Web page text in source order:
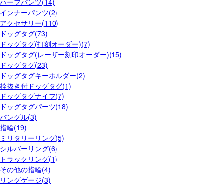
インナーパンツ(2)
アクセサリー(110)
ドッグタグ(73)
ドッグタグ(打刻オーダー)(7)
ドッグタグ(レーザー刻印オーダー)(15)
ドッグタグ(23)
ドッグタグキーホルダー(2)
栓抜き付ドッグタグ(1)
ドッグタグナイフ(7)
ドッグタグパーツ(18)
バングル(3)
指輪(19)
ミリタリーリング(5)
シルバーリング(6)
トラックリング(1)
その他の指輪(4)
リングゲージ(3)